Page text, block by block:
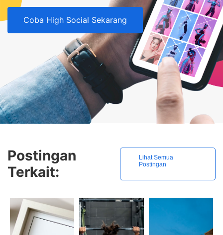
Coba High Social Sekarang
Postingan
Terkait:
Lihat Semua
Postingan